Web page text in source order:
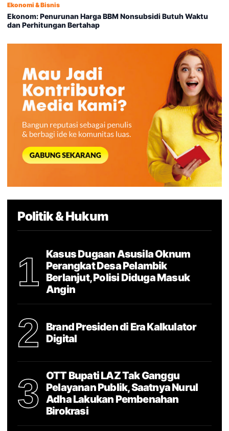
Ekonomi & Bisnis
Ekonom: Penurunan Harga BBM Nonsubsidi Butuh Waktu
dan Perhitungan Bertahap
Politik & Hukum
1
Kasus Dugaan Asusila Oknum
Perangkat Desa Pelambik
Berlanjut, Polisi Diduga Masuk
Angin
2
Brand Presiden di Era Kalkulator
Digital
3
OTT Bupati LAZ Tak Ganggu
Pelayanan Publik, Saatnya Nurul
Adha Lakukan Pembenahan
Birokrasi